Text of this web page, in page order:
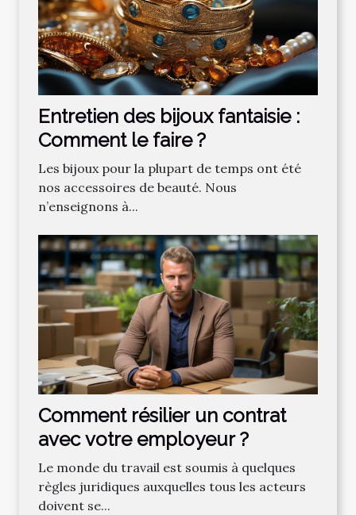
Entretien des bijoux fantaisie :
Comment le faire ?
Les bijoux pour la plupart de temps ont été
nos accessoires de beauté. Nous
n’enseignons à...
Comment résilier un contrat
avec votre employeur ?
Le monde du travail est soumis à quelques
règles juridiques auxquelles tous les acteurs
doivent se...